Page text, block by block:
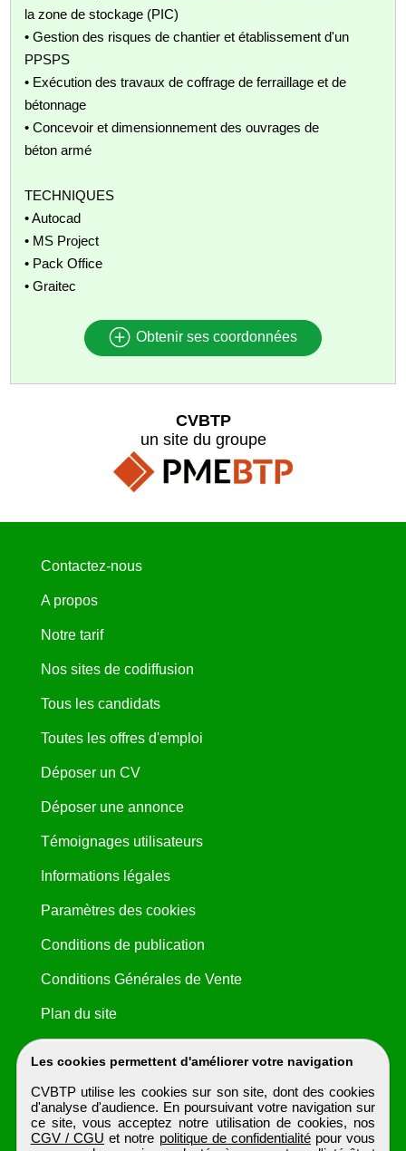
la zone de stockage (PIC)
• Gestion des risques de chantier et établissement d'un
PPSPS
• Exécution des travaux de coffrage de ferraillage et de
bétonnage
• Concevoir et dimensionnement des ouvrages de
béton armé
TECHNIQUES
• Autocad
• MS Project
• Pack Office
• Graitec
Obtenir ses coordonnées
Les cookies permettent d'améliorer votre navigation
CVBTP utilise les cookies sur son site, dont des cookies
d'analyse d'audience. En poursuivant votre navigation sur
ce site, vous acceptez notre utilisation de cookies, nos
CGV / CGU et notre politique de confidentialité pour vous
CVBTP
un site du groupe
Contactez-nous
A propos
Notre tarif
Nos sites de codiffusion
Tous les candidats
Toutes les offres d'emploi
Déposer un CV
Déposer une annonce
Témoignages utilisateurs
Informations légales
Paramètres des cookies
Conditions de publication
Conditions Générales de Vente
Plan du site